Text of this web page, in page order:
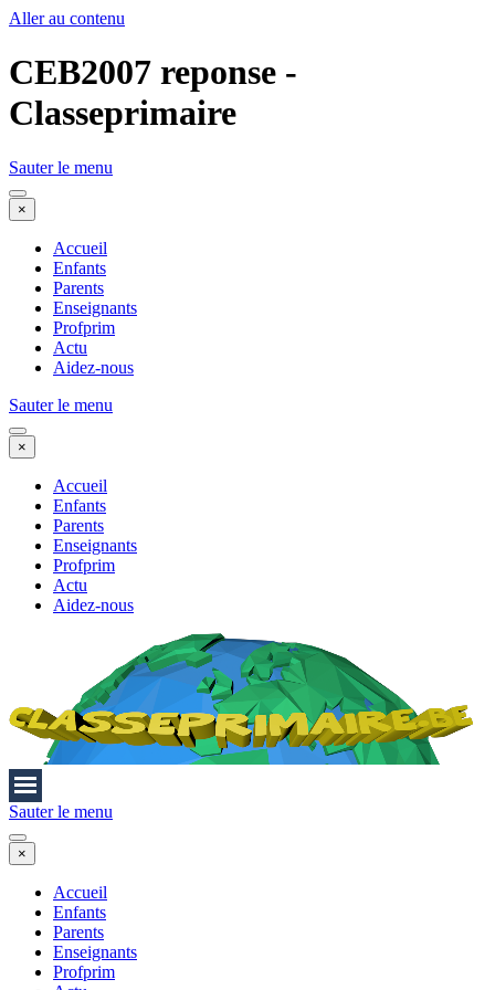
Aller au contenu
CEB2007 reponse -
Classeprimaire
Sauter le menu
×
Accueil
Enfants
Parents
Enseignants
Profprim
Actu
Aidez-nous
Sauter le menu
×
Accueil
Enfants
Parents
Enseignants
Profprim
Actu
Aidez-nous
Sauter le menu
×
Accueil
Enfants
Parents
Enseignants
Profprim